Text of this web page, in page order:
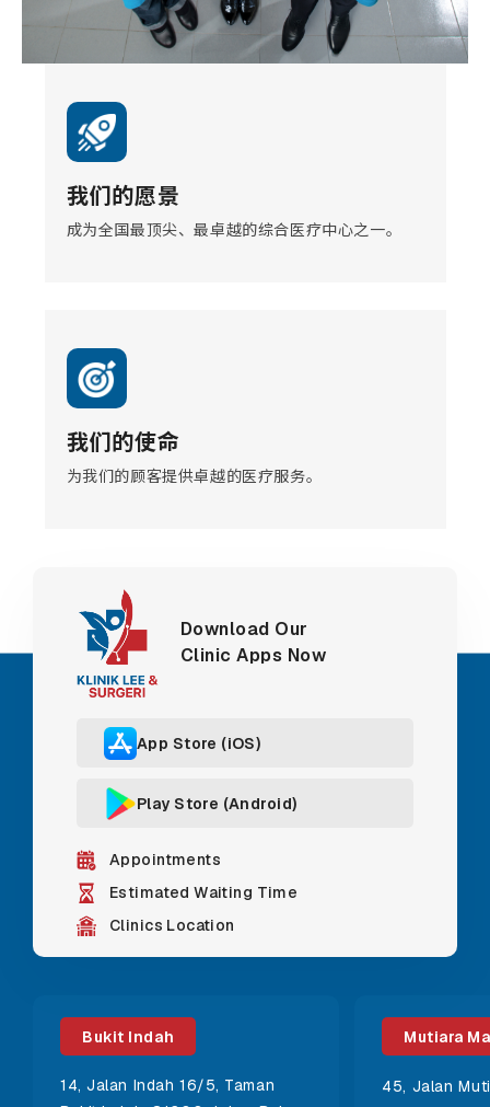
我们的愿景
成为全国最顶尖、最卓越的综合医疗中心之一。
我们的使命
为我们的顾客提供卓越的医疗服务。
Download Our
Clinic Apps Now
App Store (iOS)
Play Store (Android)
Appointments
Estimated Waiting Time
Clinics Location
Bukit Indah
14, Jalan Indah 16/5, Taman
Mutiara
45, Jalan